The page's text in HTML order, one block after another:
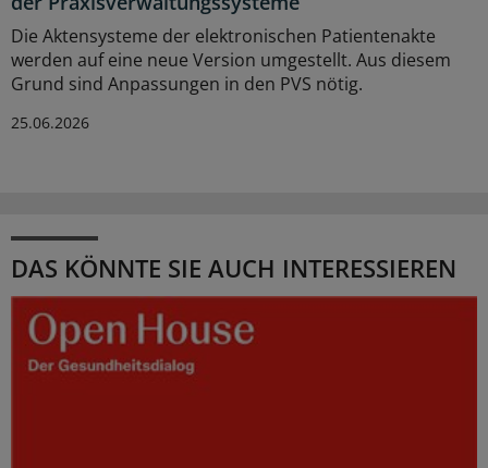
Die Aktensysteme der elektronischen Patientenakte
werden auf eine neue Version umgestellt. Aus diesem
Grund sind Anpassungen in den PVS nötig.
25.06.2026
DAS KÖNNTE SIE AUCH INTERESSIEREN